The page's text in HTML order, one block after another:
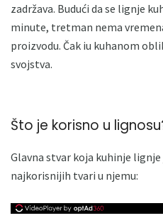
zadržava. Budući da se lignje
minute, tretman nema
proizvodu. Čak iu kuhanom
svojstva.
Što je korisno u
Glavna stvar koja kuhinje
najkorisnijih tvari u njemu: